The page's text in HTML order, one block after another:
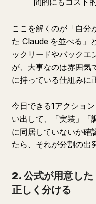
間的にもコスト
ここを解くのが「自分
た Claude を並べる」
ックリードやバックエ
が、大事なのは雰囲気
に持っている仕組みに
今日できる1アクショ
い出して、「実装」「
に同居していないか確
たら、それが分割の出
2. 公式が用意し
正しく分ける